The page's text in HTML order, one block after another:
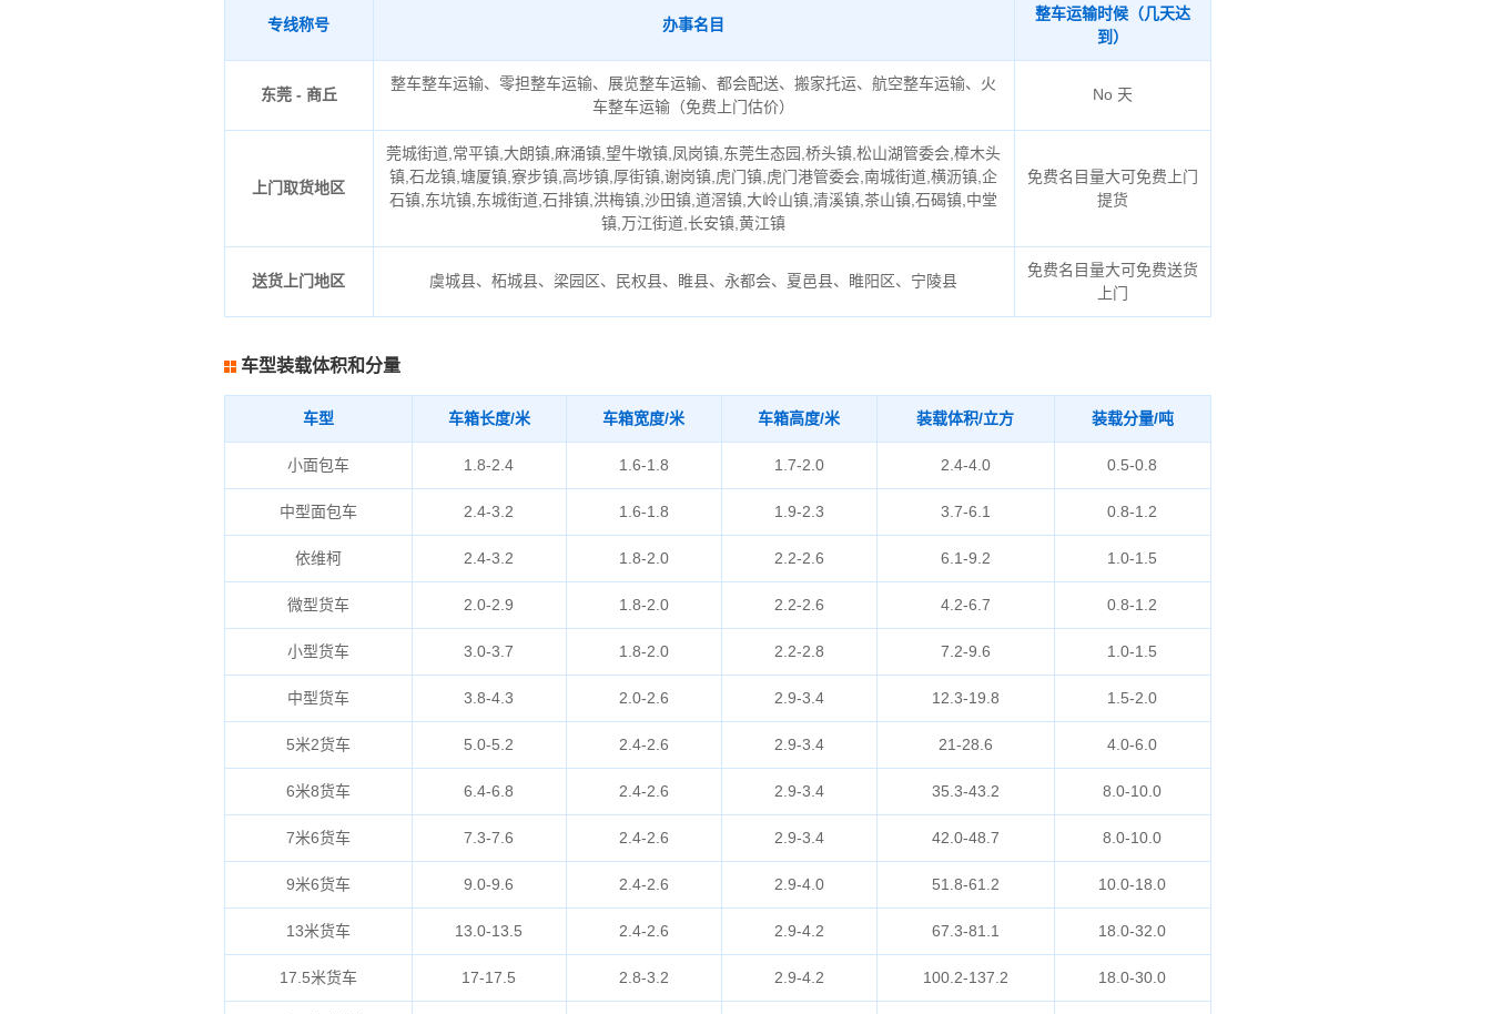
专线称号 办事名目
整车运输时候（几天达
到）
东莞 - 商丘
整车整车运输、零担整车运输、展览整车运输、都会配送、搬家托运、航空整车运输、火
车整车运输（免费上门估价）
No 天
上门取货地区
莞城街道,常平镇,大朗镇,麻涌镇,望牛墩镇,凤岗镇,东莞生态园,桥头镇,松山湖管委会,樟木头
镇,石龙镇,塘厦镇,寮步镇,高埗镇,厚街镇,谢岗镇,虎门镇,虎门港管委会,南城街道,横沥镇,企
石镇,东坑镇,东城街道,石排镇,洪梅镇,沙田镇,道滘镇,大岭山镇,清溪镇,茶山镇,石碣镇,中堂
镇,万江街道,长安镇,黄江镇
免费名目量大可免费上门
提货
送货上门地区 虞城县、柘城县、梁园区、民权县、睢县、永都会、夏邑县、睢阳区、宁陵县
免费名目量大可免费送货
上门
车型装载体积和分量
车型 车箱长度/米 车箱宽度/米 车箱高度/米 装载体积/立方 装载分量/吨
小面包车 1.8-2.4 1.6-1.8 1.7-2.0 2.4-4.0 0.5-0.8
中型面包车 2.4-3.2 1.6-1.8 1.9-2.3 3.7-6.1 0.8-1.2
依维柯 2.4-3.2 1.8-2.0 2.2-2.6 6.1-9.2 1.0-1.5
微型货车 2.0-2.9 1.8-2.0 2.2-2.6 4.2-6.7 0.8-1.2
小型货车 3.0-3.7 1.8-2.0 2.2-2.8 7.2-9.6 1.0-1.5
中型货车 3.8-4.3 2.0-2.6 2.9-3.4 12.3-19.8 1.5-2.0
5米2货车 5.0-5.2 2.4-2.6 2.9-3.4 21-28.6 4.0-6.0
6米8货车 6.4-6.8 2.4-2.6 2.9-3.4 35.3-43.2 8.0-10.0
7米6货车 7.3-7.6 2.4-2.6 2.9-3.4 42.0-48.7 8.0-10.0
9米6货车 9.0-9.6 2.4-2.6 2.9-4.0 51.8-61.2 10.0-18.0
13米货车 13.0-13.5 2.4-2.6 2.9-4.2 67.3-81.1 18.0-32.0
17.5米货车 17-17.5 2.8-3.2 2.9-4.2 100.2-137.2 18.0-30.0